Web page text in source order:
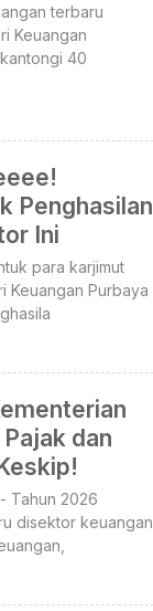
terbaru
Keuangan
40
Penghasilan
Ini
para karjimut
Keuangan Purbaya
dan
Tahun 2026
disektor keuangan